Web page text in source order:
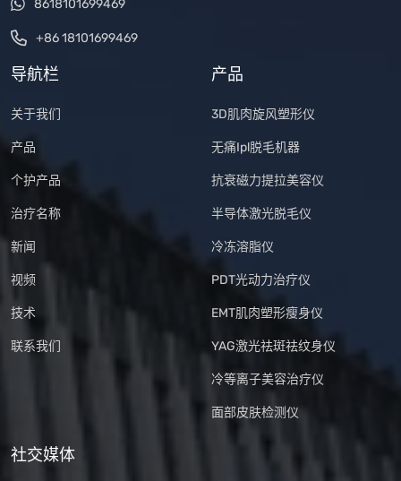
8618101699469
+86 18101699469
导航栏
关于我们
产品
个护产品
治疗名称
新闻
视频
技术
联系我们
产品
3D肌肉旋风塑形仪
无痛Ipl脱毛机器
抗衰磁力提拉美容仪
半导体激光脱毛仪
冷冻溶脂仪
PDT光动力治疗仪
EMT肌肉塑形瘦身仪
YAG激光祛斑祛纹身仪
冷等离子美容治疗仪
面部皮肤检测仪
社交媒体